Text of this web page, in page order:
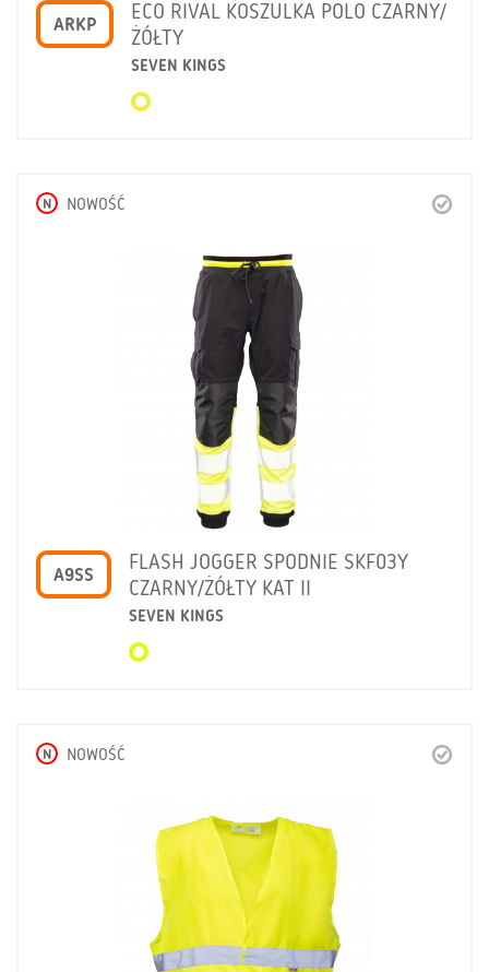
ARKP
ECO RIVAL KOSZULKA POLO CZARNY/
ŻÓŁTY
SEVEN KINGS
N NOWOŚĆ
A9SS
FLASH JOGGER SPODNIE SKF03Y
CZARNY/ŻÓŁTY KAT II
SEVEN KINGS
N NOWOŚĆ